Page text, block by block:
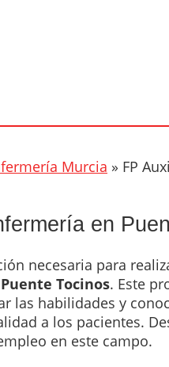
Murcia » FP
en
necesaria para
Puente Tocinos. Este
las habilidades y
a los pacientes.
en este campo.